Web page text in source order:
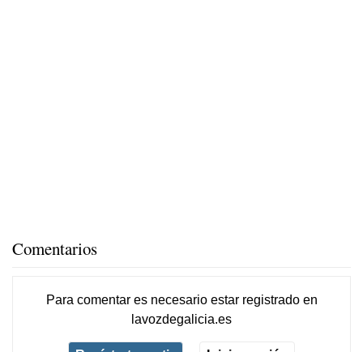
Comentarios
Para comentar es necesario estar registradoen
lavozdegalicia.es